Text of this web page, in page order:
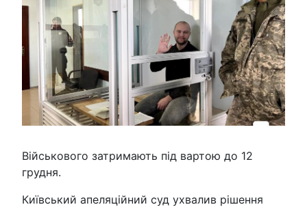
Військового затримають під вартою до 12
грудня.
Київський апеляційний суд ухвалив рішення